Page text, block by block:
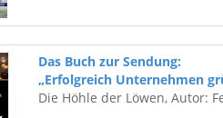
Das Buch zur Sendung:
„Erfolgreich Unternehmen
Die Höhle der Löwen, Autor: